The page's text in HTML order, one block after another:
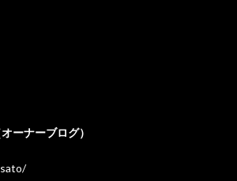
ーナーブログ）